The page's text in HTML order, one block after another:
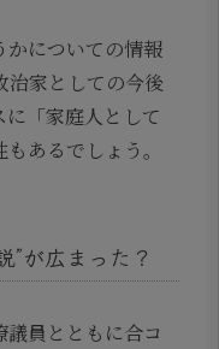
かについての情報
治家としての今後
「家庭人として
あるでしょう。
が広まった？
員とともに合コ